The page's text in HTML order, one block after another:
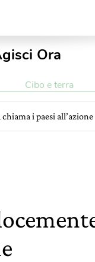
Ora
Cibo e terra
i paesi all’azione